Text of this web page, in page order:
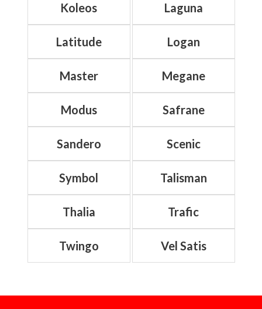
Koleos Laguna
Latitude Logan
Master Megane
Modus Safrane
Sandero Scenic
Symbol Talisman
Thalia Trafic
Twingo Vel Satis